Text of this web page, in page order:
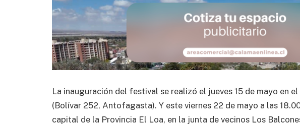
La inauguración del festival se realizó el jueves 15 de mayo en
(Bolívar 252, Antofagasta). Y este viernes 22 de mayo a las
capital de la Provincia El Loa, en la junta de vecinos Los